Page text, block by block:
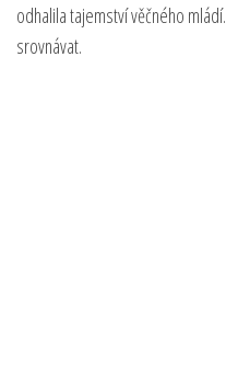
odhalila tajemství věčného
srovnávat.